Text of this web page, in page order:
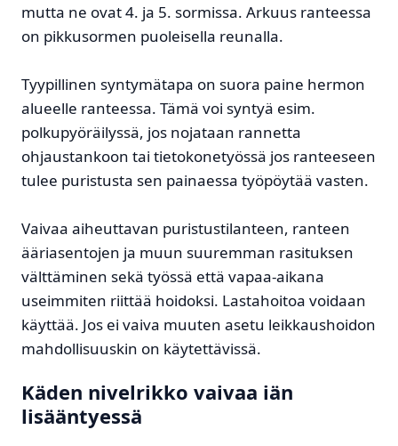
mutta ne ovat 4. ja 5. sormissa. Arkuus ranteessa
on pikkusormen puoleisella reunalla.
Tyypillinen syntymätapa on suora paine hermon
alueelle ranteessa. Tämä voi syntyä esim.
polkupyöräilyssä, jos nojataan rannetta
ohjaustankoon tai tietokonetyössä jos ranteeseen
tulee puristusta sen painaessa työpöytää vasten.
Vaivaa aiheuttavan puristustilanteen, ranteen
ääriasentojen ja muun suuremman rasituksen
välttäminen sekä työssä että vapaa-aikana
useimmiten riittää hoidoksi. Lastahoitoa voidaan
käyttää. Jos ei vaiva muuten asetu leikkaushoidon
mahdollisuuskin on käytettävissä.
Käden nivelrikko vaivaa iän
lisääntyessä